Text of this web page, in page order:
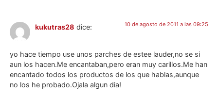
kukutras28 dice: 10 de agosto de 2011 a las 09:25
yo hace tiempo use unos parches de estee lauder,no se si
aun los hacen.Me encantaban,pero eran muy carillos.Me han
encantado todos los productos de los que hablas,aunque
no los he probado.Ojala algun dia!